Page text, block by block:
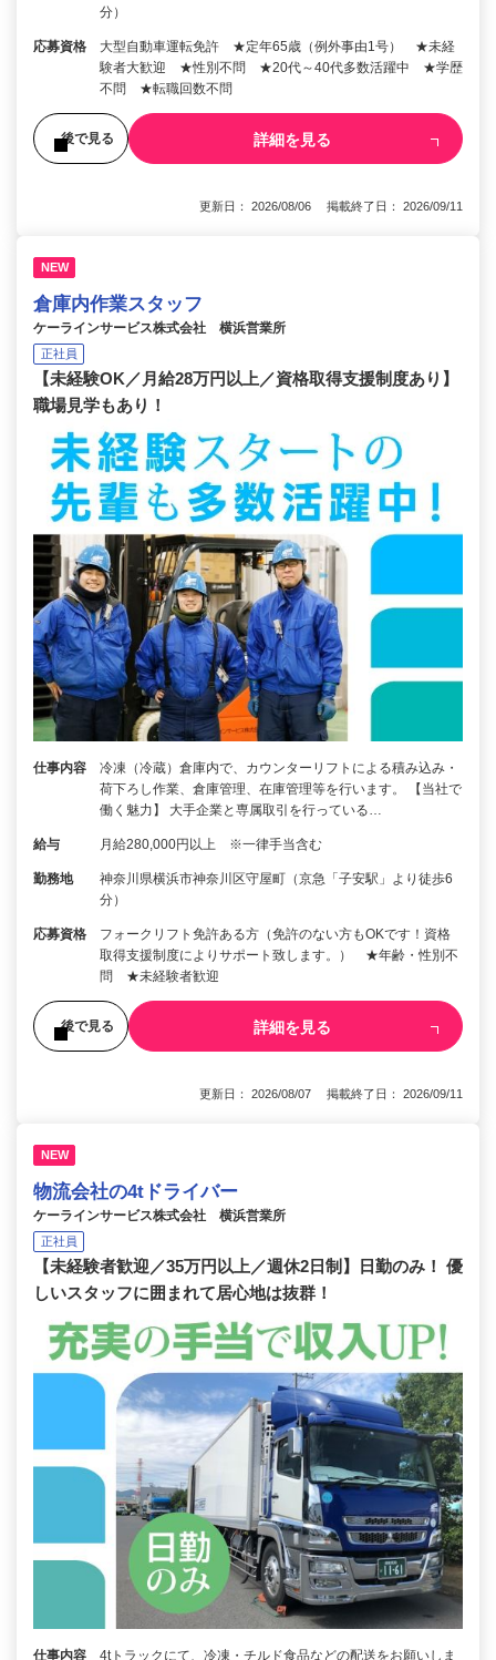
分）
応募資格
大型自動車運転免許 ★定年65歳（例外事由1号） ★未経
験者大歓迎 ★性別不問 ★20代～40代多数活躍中 ★学歴
不問 ★転職回数不問
後で見る 詳細を見る
更新日： 2026/08/06 掲載終了日： 2026/09/11
NEW
倉庫内作業スタッフ
ケーラインサービス株式会社 横浜営業所
正社員
【未経験OK／月給28万円以上／資格取得支援制度あり】
職場見学もあり！
仕事内容
冷凍（冷蔵）倉庫内で、カウンターリフトによる積み込み・
荷下ろし作業、倉庫管理、在庫管理等を行います。 【当社で
働く魅力】 大手企業と専属取引を行っている…
給与 月給280,000円以上 ※一律手当含む
勤務地
神奈川県横浜市神奈川区守屋町（京急「子安駅」より徒歩6
分）
応募資格
フォークリフト免許ある方（免許のない方もOKです！資格
取得支援制度によりサポート致します。） ★年齢・性別不
問 ★未経験者歓迎
後で見る 詳細を見る
更新日： 2026/08/07 掲載終了日： 2026/09/11
NEW
物流会社の4tドライバー
ケーラインサービス株式会社 横浜営業所
正社員
【未経験者歓迎／35万円以上／週休2日制】日勤のみ！ 優
しいスタッフに囲まれて居心地は抜群！
仕事内容 4tトラックにて、冷凍・チルド食品などの配送をお願いしま